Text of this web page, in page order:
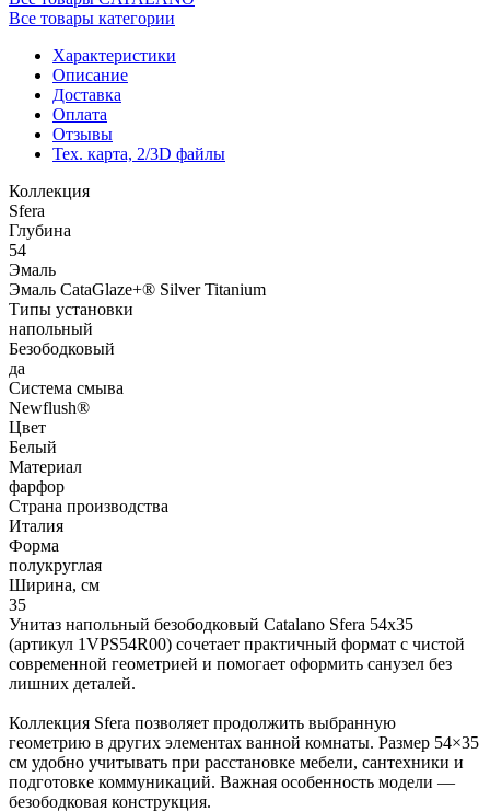
Все товары категории
Характеристики
Описание
Доставка
Оплата
Отзывы
Тех. карта, 2/3D файлы
Коллекция
Sfera
Глубина
54
Эмаль
Эмаль CataGlaze+® Silver Titanium
Типы установки
напольный
Безободковый
да
Система смыва
Newflush®
Цвет
Белый
Материал
фарфор
Страна производства
Италия
Форма
полукруглая
Ширина, см
35
Унитаз напольный безободковый Catalano Sfera 54x35
(артикул 1VPS54R00) сочетает практичный формат с чистой
современной геометрией и помогает оформить санузел без
лишних деталей.
Коллекция Sfera позволяет продолжить выбранную
геометрию в других элементах ванной комнаты. Размер 54×35
см удобно учитывать при расстановке мебели, сантехники и
подготовке коммуникаций. Важная особенность модели —
безободковая конструкция.